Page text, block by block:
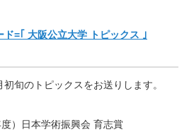
ド=｢ 大阪公立大学 トピックス ｣
旬のトピックスをお送りします。
）日本学術振興会 育志賞